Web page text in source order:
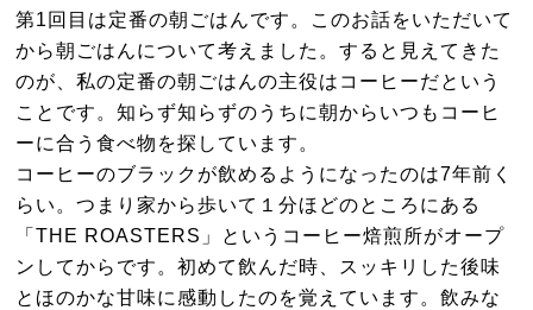
第1回目は定番の朝ごはんです。このお話をいただいて
から朝ごはんについて考えました。すると見えてきた
のが、私の定番の朝ごはんの主役はコーヒーだという
ことです。知らず知らずのうちに朝からいつもコーヒ
ーに合う食べ物を探しています。
コーヒーのブラックが飲めるようになったのは7年前く
らい。つまり家から歩いて１分ほどのところにある
「THE ROASTERS」というコーヒー焙煎所がオープ
ンしてからです。初めて飲んだ時、スッキリした後味
とほのかな甘味に感動したのを覚えています。飲みな